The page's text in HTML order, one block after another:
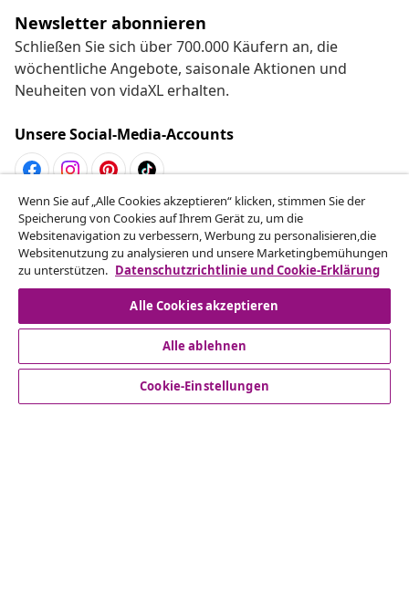
Newsletter abonnieren
Schließen Sie sich über 700.000 Käufern an, die
wöchentliche Angebote, saisonale Aktionen und
Neuheiten von vidaXL erhalten.
Unsere Social-Media-Accounts
Vom Vertrag zurücktreten
Reiche einen Widerrufsantrag für deine Bestellung
ein.
Vom Vertrag zurücktreten
Wenn Sie auf „Alle Cookies akzeptieren“ klicken, stimmen Sie der
Speicherung von Cookies auf Ihrem Gerät zu, um die
Websitenavigation zu verbessern, Werbung zu personalisieren,die
Websitenutzung zu analysieren und unsere Marketingbemühungen
zu unterstützen. Datenschutzrichtlinie und Cookie-Erklärung
Alle Cookies akzeptieren
Alle ablehnen
Cookie-Einstellungen